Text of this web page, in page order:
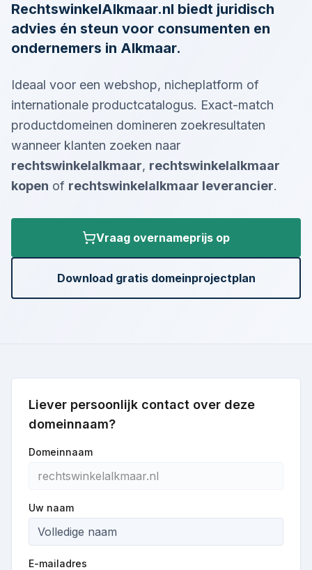
RechtswinkelAlkmaar.nl biedt juridisch
advies én steun voor consumenten en
ondernemers in Alkmaar.
Ideaal voor een webshop, nicheplatform of
internationale productcatalogus. Exact-match
productdomeinen domineren zoekresultaten
wanneer klanten zoeken naar
rechtswinkelalkmaar, rechtswinkelalkmaar
kopen of rechtswinkelalkmaar leverancier.
Vraag overnameprijs op
Download gratis domeinprojectplan
Liever persoonlijk contact over deze
domeinnaam?
Domeinnaam
Uw naam
E-mailadres